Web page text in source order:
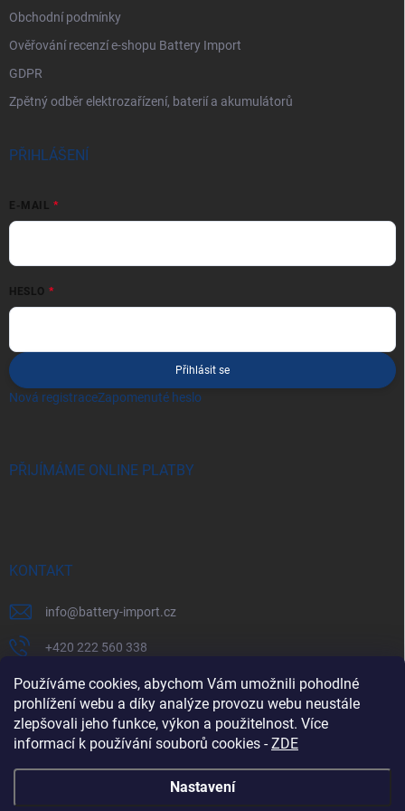
Používáme cookies, abychom Vám umožnili pohodlné
prohlížení webu a díky analýze provozu webu neustále
zlepšovali jeho funkce, výkon a použitelnost. Více
informací k používání souborů cookies -ZDE
Nastavení
Obchodní podmínky
Ověřování recenzí e-shopu Battery Import
GDPR
Zpětný odběr elektrozařízení, baterií a akumulátorů
PŘIHLÁŠENÍ
E-MAIL
HESLO
Přihlásit se
Nová registraceZapomenuté heslo
PŘIJÍMÁME ONLINE PLATBY
KONTAKT
info@battery-import.cz
+420 222 560 338
+420 774 969 705
Zboží.cz Heureka.cz Battery Import SK REKLAMACE